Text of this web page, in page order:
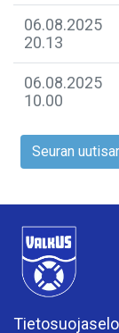
06.08.2025
20.13
06.08.2025
10.00
Seuran